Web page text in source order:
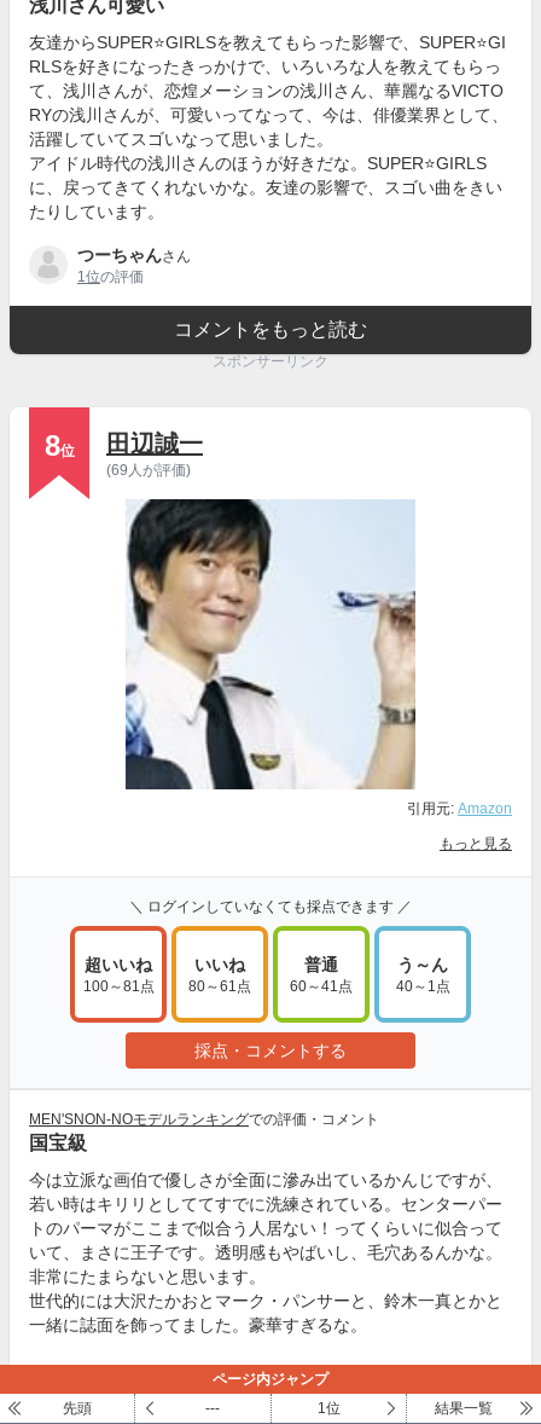
浅川さん可愛い
友達からSUPER⭐GIRLSを教えてもらった影響で、SUPER⭐GI
RLSを好きになったきっかけで、いろいろな人を教えてもらっ
て、浅川さんが、恋煌メーションの浅川さん、華麗なるVICTO
RYの浅川さんが、可愛いってなって、今は、俳優業界として、
活躍していてスゴいなって思いました。
アイドル時代の浅川さんのほうが好きだな。SUPER⭐GIRLS
に、戻ってきてくれないかな。友達の影響で、スゴい曲をきい
たりしています。
つーちゃんさん
1位の評価
コメントをもっと読む
スポンサーリンク
8位 田辺誠一
(69人が評価)
引用元: Amazon
もっと見る
＼ ログインしていなくても採点できます ／
超いいね
100～81点
いいね
80～61点
普通
60～41点
う～ん
40～1点
採点・コメントする
MEN'SNON-NOモデルランキングでの評価・コメント
国宝級
今は立派な画伯で優しさが全面に滲み出ているかんじですが、
若い時はキリリとしててすでに洗練されている。センターパー
トのパーマがここまで似合う人居ない！ってくらいに似合って
いて、まさに王子です。透明感もやばいし、毛穴あるんかな。
非常にたまらないと思います。
世代的には大沢たかおとマーク・パンサーと、鈴木一真とかと
一緒に誌面を飾ってました。豪華すぎるな。
このあと30代に掛けてドラマに出演していくわけですが、1997
年あたりがやばい。どれもえっちですが『ガラスの仮面』での
ページ内ジャンプ
先頭
--- 1位 結果一覧